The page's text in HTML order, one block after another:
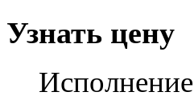
Узнать цену